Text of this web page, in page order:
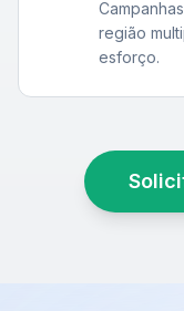
região
esforço.